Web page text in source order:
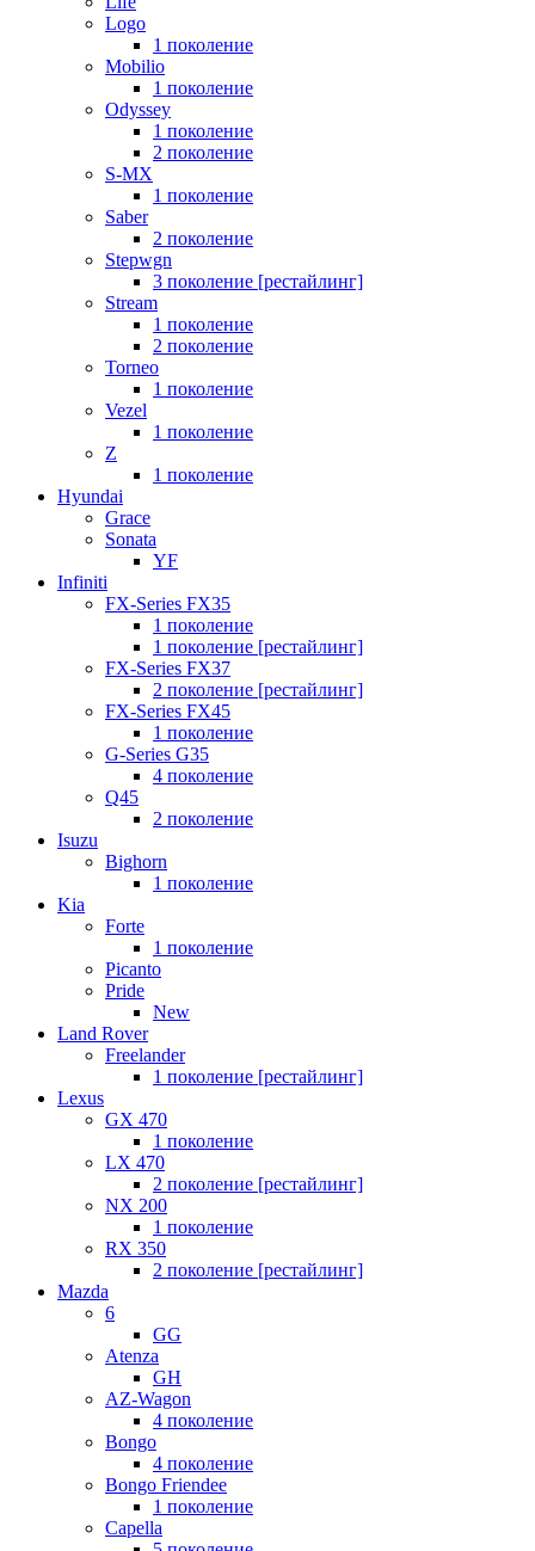
Logo
1 поколение
Mobilio
1 поколение
Odyssey
1 поколение
2 поколение
S-MX
1 поколение
Saber
2 поколение
Stepwgn
3 поколение [рестайлинг]
Stream
1 поколение
2 поколение
Torneo
1 поколение
Vezel
1 поколение
Z
1 поколение
Hyundai
Grace
Sonata
YF
Infiniti
FX-Series FX35
1 поколение
1 поколение [рестайлинг]
FX-Series FX37
2 поколение [рестайлинг]
FX-Series FX45
1 поколение
G-Series G35
4 поколение
Q45
2 поколение
Isuzu
Bighorn
1 поколение
Kia
Forte
1 поколение
Picanto
Pride
New
Land Rover
Freelander
1 поколение [рестайлинг]
Lexus
GX 470
1 поколение
LX 470
2 поколение [рестайлинг]
NX 200
1 поколение
RX 350
2 поколение [рестайлинг]
Mazda
6
GG
Atenza
GH
AZ-Wagon
4 поколение
Bongo
4 поколение
Bongo Friendee
1 поколение
Capella